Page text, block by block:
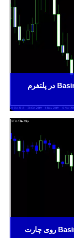
نمای اجرای اندیکاتور Basing Candlesticks در پلتفرم
نحوه نمایش اندیکاتور Basing Candlesticks روی چارت